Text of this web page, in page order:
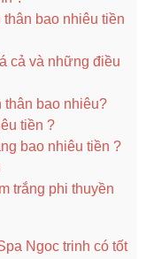
thân bao nhiêu tiền
cả và những điều
thân bao nhiêu?
tiền ?
bao nhiêu tiền ?
trắng phi thuyền
Ngoc trinh có tốt